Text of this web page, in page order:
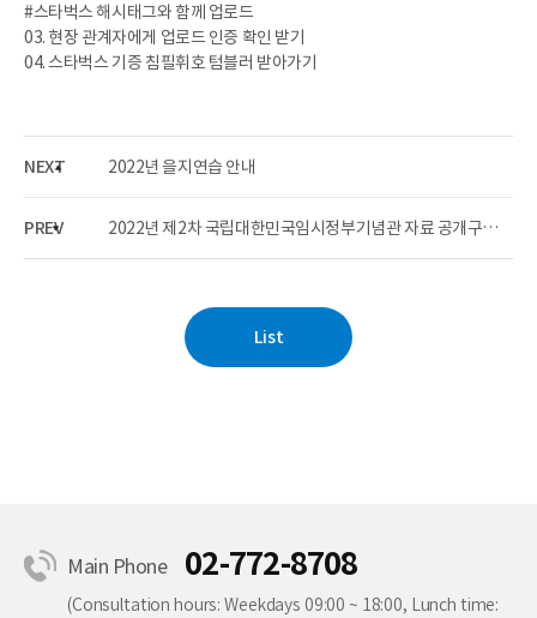
#스타벅스 해시태그와 함께 업로드
03. 현장 관계자에게 업로드 인증 확인 받기
04. 스타벅스 기증 침필휘호 텀블러 받아가기
NEXT 2022년 을지연습 안내
PREV 2022년 제2차 국립대한민국임시정부기념관 자료 공개구입 예정자료 목록 공개
List
Main Phone 02-772-8708
(Consultation hours: Weekdays 09:00 ~ 18:00, Lunch time: